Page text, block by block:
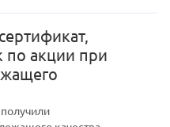
по акции при